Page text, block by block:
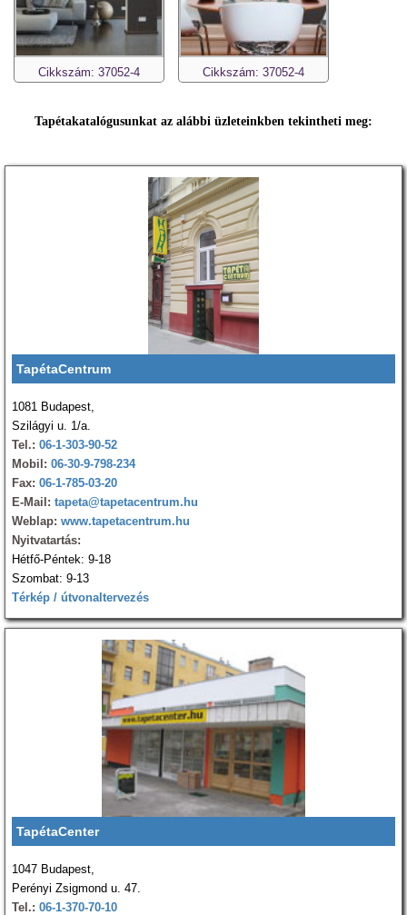
Cikkszám: 37052-4 Cikkszám: 37052-4
Tapétakatalógusunkat az alábbi üzleteinkben tekintheti meg:
TapétaCentrum
1081 Budapest,
Szilágyi u. 1/a.
Tel.: 06-1-303-90-52
Mobil: 06-30-9-798-234
Fax: 06-1-785-03-20
E-Mail: tapeta@tapetacentrum.hu
Weblap: www.tapetacentrum.hu
Nyitvatartás:
Hétfő-Péntek: 9-18
Szombat: 9-13
Térkép / útvonaltervezés
TapétaCenter
1047 Budapest,
Perényi Zsigmond u. 47.
Tel.: 06-1-370-70-10